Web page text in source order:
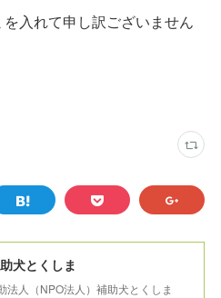
入れて申し訳ございません
犬とくしま
法人（NPO法人）補助犬とくしま